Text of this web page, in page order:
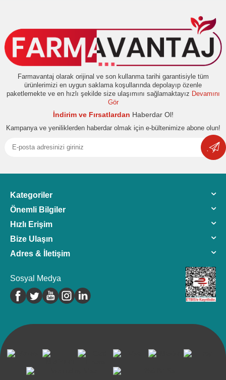
Farmavantaj olarak orijinal ve son kullanma tarihi garantisiyle tüm
ürünlerimizi en uygun saklama koşullarında depolayıp özenle
paketlemekte ve en hızlı şekilde size ulaşımını sağlamaktayız Devamını
Gör
İndirim ve Fırsatlardan Haberdar Ol!
Kampanya ve yeniliklerden haberdar olmak için e-bültenimize abone olun!
Kategoriler
Önemli Bilgiler
Hızlı Erişim
Bize Ulaşın
Adres & İletişim
Sosyal Medya